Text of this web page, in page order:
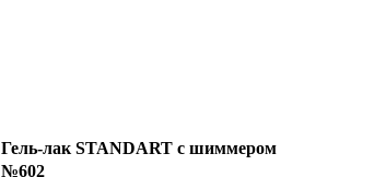
Гель-лак STANDART с шиммером
№602